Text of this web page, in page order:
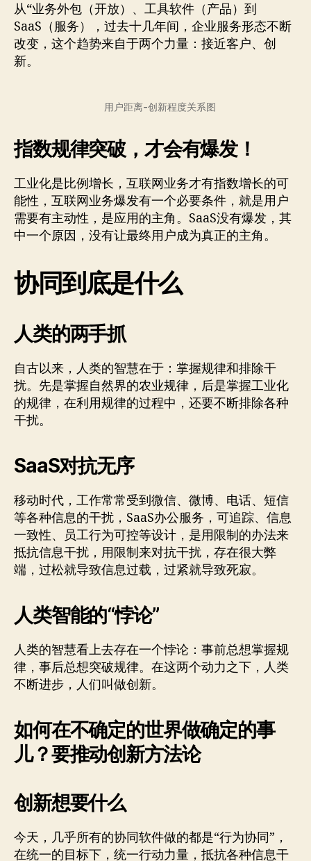
从“业务外包（开放）、工具软件（产品）到
SaaS（服务），过去十几年间，企业服务形态不断
改变，这个趋势来自于两个力量：接近客户、创
新。
用户距离-创新程度关系图
指数规律突破，才会有爆发！
工业化是比例增长，互联网业务才有指数增长的可
能性，互联网业务爆发有一个必要条件，就是用户
需要有主动性，是应用的主角。SaaS没有爆发，其
中一个原因，没有让最终用户成为真正的主角。
协同到底是什么
人类的两手抓
自古以来，人类的智慧在于：掌握规律和排除干
扰。先是掌握自然界的农业规律，后是掌握工业化
的规律，在利用规律的过程中，还要不断排除各种
干扰。
SaaS对抗无序
移动时代，工作常常受到微信、微博、电话、短信
等各种信息的干扰，SaaS办公服务，可追踪、信息
一致性、员工行为可控等设计，是用限制的办法来
抵抗信息干扰，用限制来对抗干扰，存在很大弊
端，过松就导致信息过载，过紧就导致死寂。
人类智能的“悖论”
人类的智慧看上去存在一个悖论：事前总想掌握规
律，事后总想突破规律。在这两个动力之下，人类
不断进步，人们叫做创新。
如何在不确定的世界做确定的事
儿？要推动创新方法论
创新想要什么
今天，几乎所有的协同软件做的都是“行为协同”，
在统一的目标下，统一行动力量，抵抗各种信息干